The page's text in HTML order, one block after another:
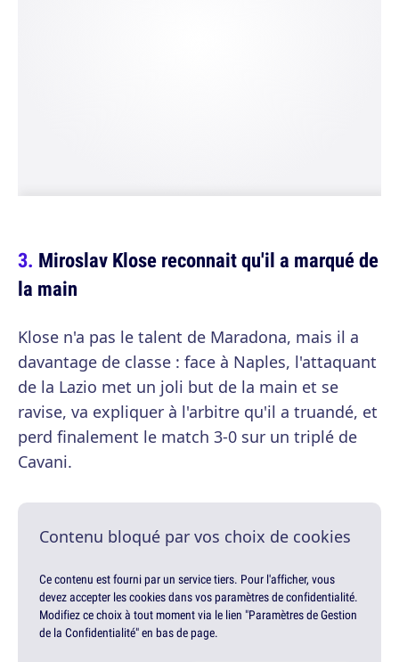
Miroslav Klose reconnait qu'il a marqué de
la main
Klose n'a pas le talent de Maradona, mais il a
davantage de classe : face à Naples, l'attaquant
de la Lazio met un joli but de la main et se
ravise, va expliquer à l'arbitre qu'il a truandé, et
perd finalement le match 3-0 sur un triplé de
Cavani.
Contenu bloqué par vos choix de cookies
Ce contenu est fourni par un service tiers. Pour l'afficher, vous
devez accepter les cookies dans vos paramètres de confidentialité.
Modifiez ce choix à tout moment via le lien "Paramètres de Gestion
de la Confidentialité" en bas de page.